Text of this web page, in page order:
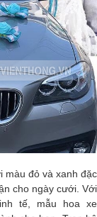
màu đỏ và xanh đặc
cho ngày cưới. Với
tế, mẫu hoa xe